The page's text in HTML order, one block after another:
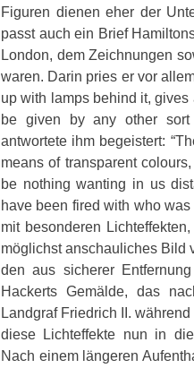
Figuren dienen eher der
passt auch ein Brief
London, dem Zeichnungen
waren. Darin pries er vor
up with lamps behind it,
be given by any other sort
antwortete ihm begeistert:
means of transparent
be nothing wanting in us
have been fired with who
mit besonderen
möglichst anschauliches Bild
den aus sicherer
Hackerts Gemälde, das
Landgraf Friedrich II.
diese Lichteffekte nun in
Nach einem längeren